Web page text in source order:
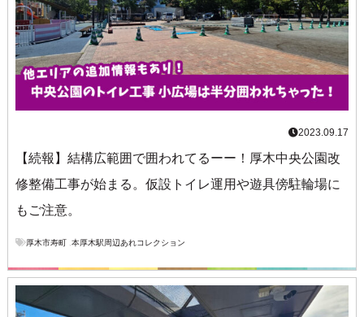
2023.09.17
【続報】結構広範囲で囲われてるーー！厚木中央公園改
修整備工事が始まる。仮設トイレ運用や遊具傍駐輪場に
もご注意。
厚木市寿町, 本厚木駅周辺あれコレクション